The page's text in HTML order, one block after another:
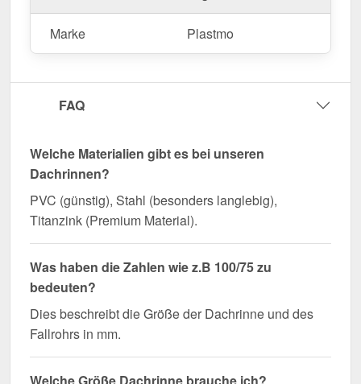
Marke Plastmo
FAQ
Welche Materialien gibt es bei unseren
Dachrinnen?
PVC (günstig), Stahl (besonders langlebig),
Titanzink (Premium Material).
Was haben die Zahlen wie z.B 100/75 zu
bedeuten?
Dies beschreibt die Größe der Dachrinne und des
Fallrohrs in mm.
Welche Größe Dachrinne brauche ich?